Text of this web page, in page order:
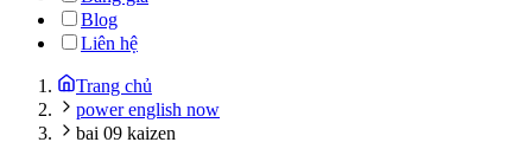
Blog
Liên hệ
Trang chủ
power english now
bai 09 kaizen